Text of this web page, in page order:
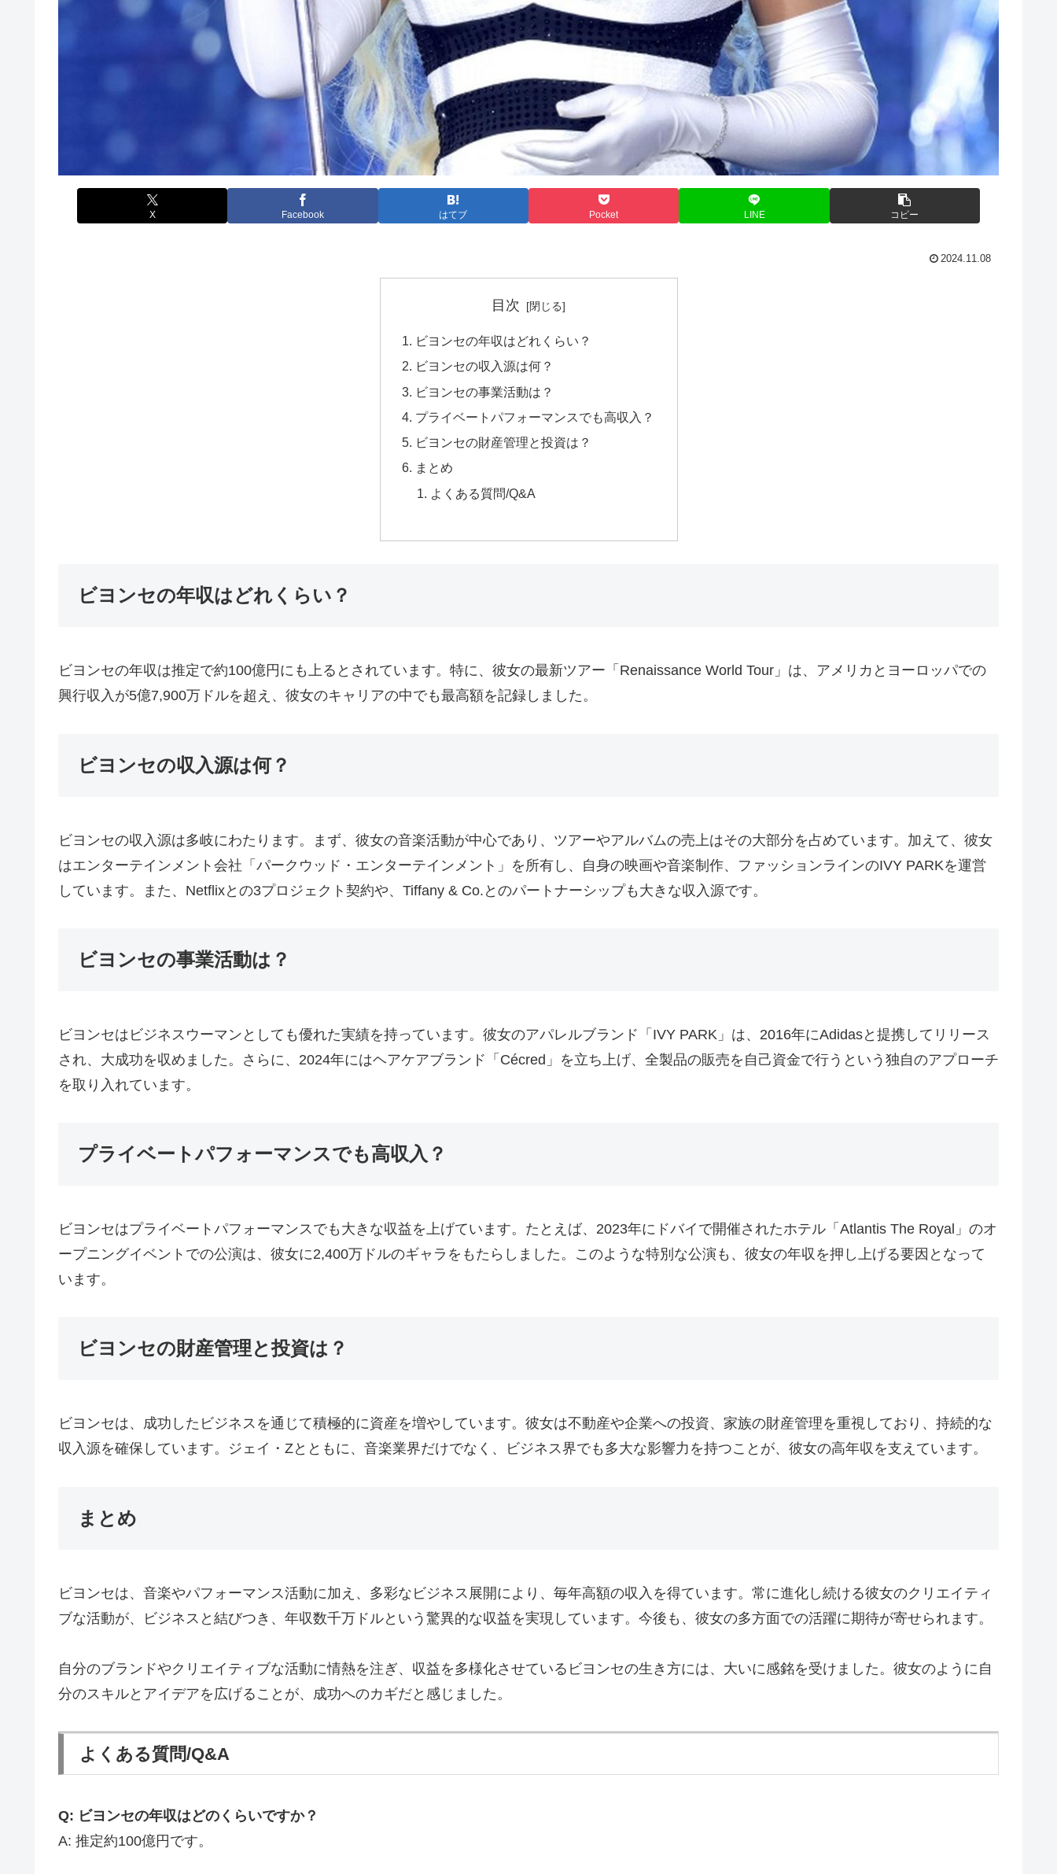
X Facebook はてブ Pocket LINE コピー
2024.11.08
目次
ビヨンセの年収はどれくらい？
ビヨンセの収入源は何？
ビヨンセの事業活動は？
プライベートパフォーマンスでも高収入？
ビヨンセの財産管理と投資は？
まとめ
よくある質問/Q&A
ビヨンセの年収はどれくらい？
ビヨンセの年収は推定で約100億円にも上るとされています。特に、彼女の最新ツアー「Renaissance World Tour」は、アメリカとヨーロッパでの
興行収入が5億7,900万ドルを超え、彼女のキャリアの中でも最高額を記録しました。
ビヨンセの収入源は何？
ビヨンセの収入源は多岐にわたります。まず、彼女の音楽活動が中心であり、ツアーやアルバムの売上はその大部分を占めています。加えて、彼女
はエンターテインメント会社「パークウッド・エンターテインメント」を所有し、自身の映画や音楽制作、ファッションラインのIVY PARKを運営
しています。また、Netflixとの3プロジェクト契約や、Tiffany & Co.とのパートナーシップも大きな収入源です。
ビヨンセの事業活動は？
ビヨンセはビジネスウーマンとしても優れた実績を持っています。彼女のアパレルブランド「IVY PARK」は、2016年にAdidasと提携してリリース
され、大成功を収めました。さらに、2024年にはヘアケアブランド「Cécred」を立ち上げ、全製品の販売を自己資金で行うという独自のアプローチ
を取り入れています。
プライベートパフォーマンスでも高収入？
ビヨンセはプライベートパフォーマンスでも大きな収益を上げています。たとえば、2023年にドバイで開催されたホテル「Atlantis The Royal」のオ
ープニングイベントでの公演は、彼女に2,400万ドルのギャラをもたらしました。このような特別な公演も、彼女の年収を押し上げる要因となって
います。
ビヨンセの財産管理と投資は？
ビヨンセは、成功したビジネスを通じて積極的に資産を増やしています。彼女は不動産や企業への投資、家族の財産管理を重視しており、持続的な
収入源を確保しています。ジェイ・Zとともに、音楽業界だけでなく、ビジネス界でも多大な影響力を持つことが、彼女の高年収を支えています。
まとめ
ビヨンセは、音楽やパフォーマンス活動に加え、多彩なビジネス展開により、毎年高額の収入を得ています。常に進化し続ける彼女のクリエイティ
ブな活動が、ビジネスと結びつき、年収数千万ドルという驚異的な収益を実現しています。今後も、彼女の多方面での活躍に期待が寄せられます。
自分のブランドやクリエイティブな活動に情熱を注ぎ、収益を多様化させているビヨンセの生き方には、大いに感銘を受けました。彼女のように自
分のスキルとアイデアを広げることが、成功へのカギだと感じました。
よくある質問/Q&A
Q: ビヨンセの年収はどのくらいですか？
A: 推定約100億円です。